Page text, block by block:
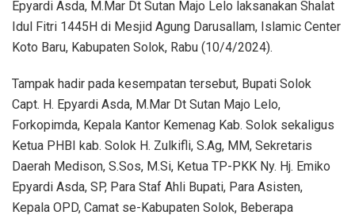
Epyardi Asda, M.Mar Dt Sutan Majo Lelo laksanakan Shalat
Idul Fitri 1445H di Mesjid Agung Darusallam, Islamic Center
Koto Baru, Kabupaten Solok, Rabu (10/4/2024).
Tampak hadir pada kesempatan tersebut, Bupati Solok
Capt. H. Epyardi Asda, M.Mar Dt Sutan Majo Lelo,
Forkopimda, Kepala Kantor Kemenag Kab. Solok sekaligus
Ketua PHBI kab. Solok H. Zulkifli, S.Ag, MM, Sekretaris
Daerah Medison, S.Sos, M.Si, Ketua TP-PKK Ny. Hj. Emiko
Epyardi Asda, SP, Para Staf Ahli Bupati, Para Asisten,
Kepala OPD, Camat se-Kabupaten Solok, Beberapa